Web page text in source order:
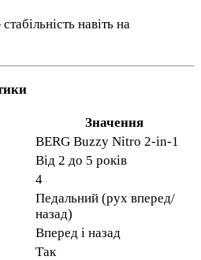
навіть на
Значення
BERG Buzzy Nitro 2-in-1
Від 2 до 5 років
4
Педальний (рух вперед/
назад)
Вперед і назад
Так